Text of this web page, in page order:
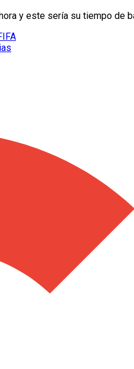
y este sería su tiempo de